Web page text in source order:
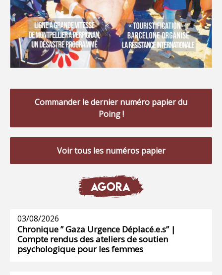
Commander le dernier numéro papier du
Poing !
Voir tous les numéros papier
AGORA
03/08/2026
Chronique ” Gaza Urgence Déplacé.e.s” |
Compte rendus des ateliers de soutien
psychologique pour les femmes